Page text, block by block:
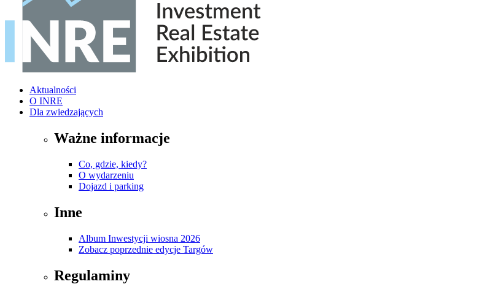
Aktualności
O INRE
Dla zwiedzających
Ważne informacje
Co, gdzie, kiedy?
O wydarzeniu
Dojazd i parking
Inne
Album Inwestycji wiosna 2026
Zobacz poprzednie edycje Targów
Regulaminy